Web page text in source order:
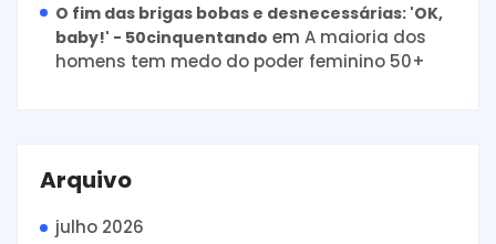
O fim das brigas bobas e desnecessárias: 'OK,
baby!' - 50cinquentando em A maioria dos
homens tem medo do poder feminino 50+
Arquivo
julho 2026